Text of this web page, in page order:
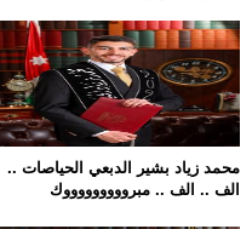
محمد زياد بشير الدبعي الحياصات ..
الف .. الف .. مبروووووووووك